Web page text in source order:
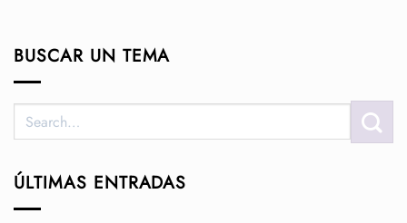
BUSCAR UN TEMA
ÚLTIMAS ENTRADAS